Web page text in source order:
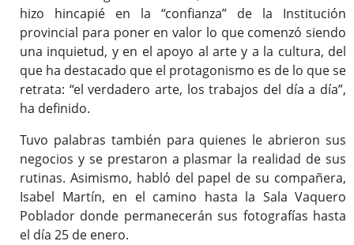
hizo hincapié en la “confianza” de la Institución
provincial para poner en valor lo que comenzó siendo
una inquietud, y en el apoyo al arte y a la cultura, del
que ha destacado que el protagonismo es de lo que se
retrata: “el verdadero arte, los trabajos del día a día”,
ha definido.
Tuvo palabras también para quienes le abrieron sus
negocios y se prestaron a plasmar la realidad de sus
rutinas. Asimismo, habló del papel de su compañera,
Isabel Martín, en el camino hasta la Sala Vaquero
Poblador donde permanecerán sus fotografías hasta
el día 25 de enero.